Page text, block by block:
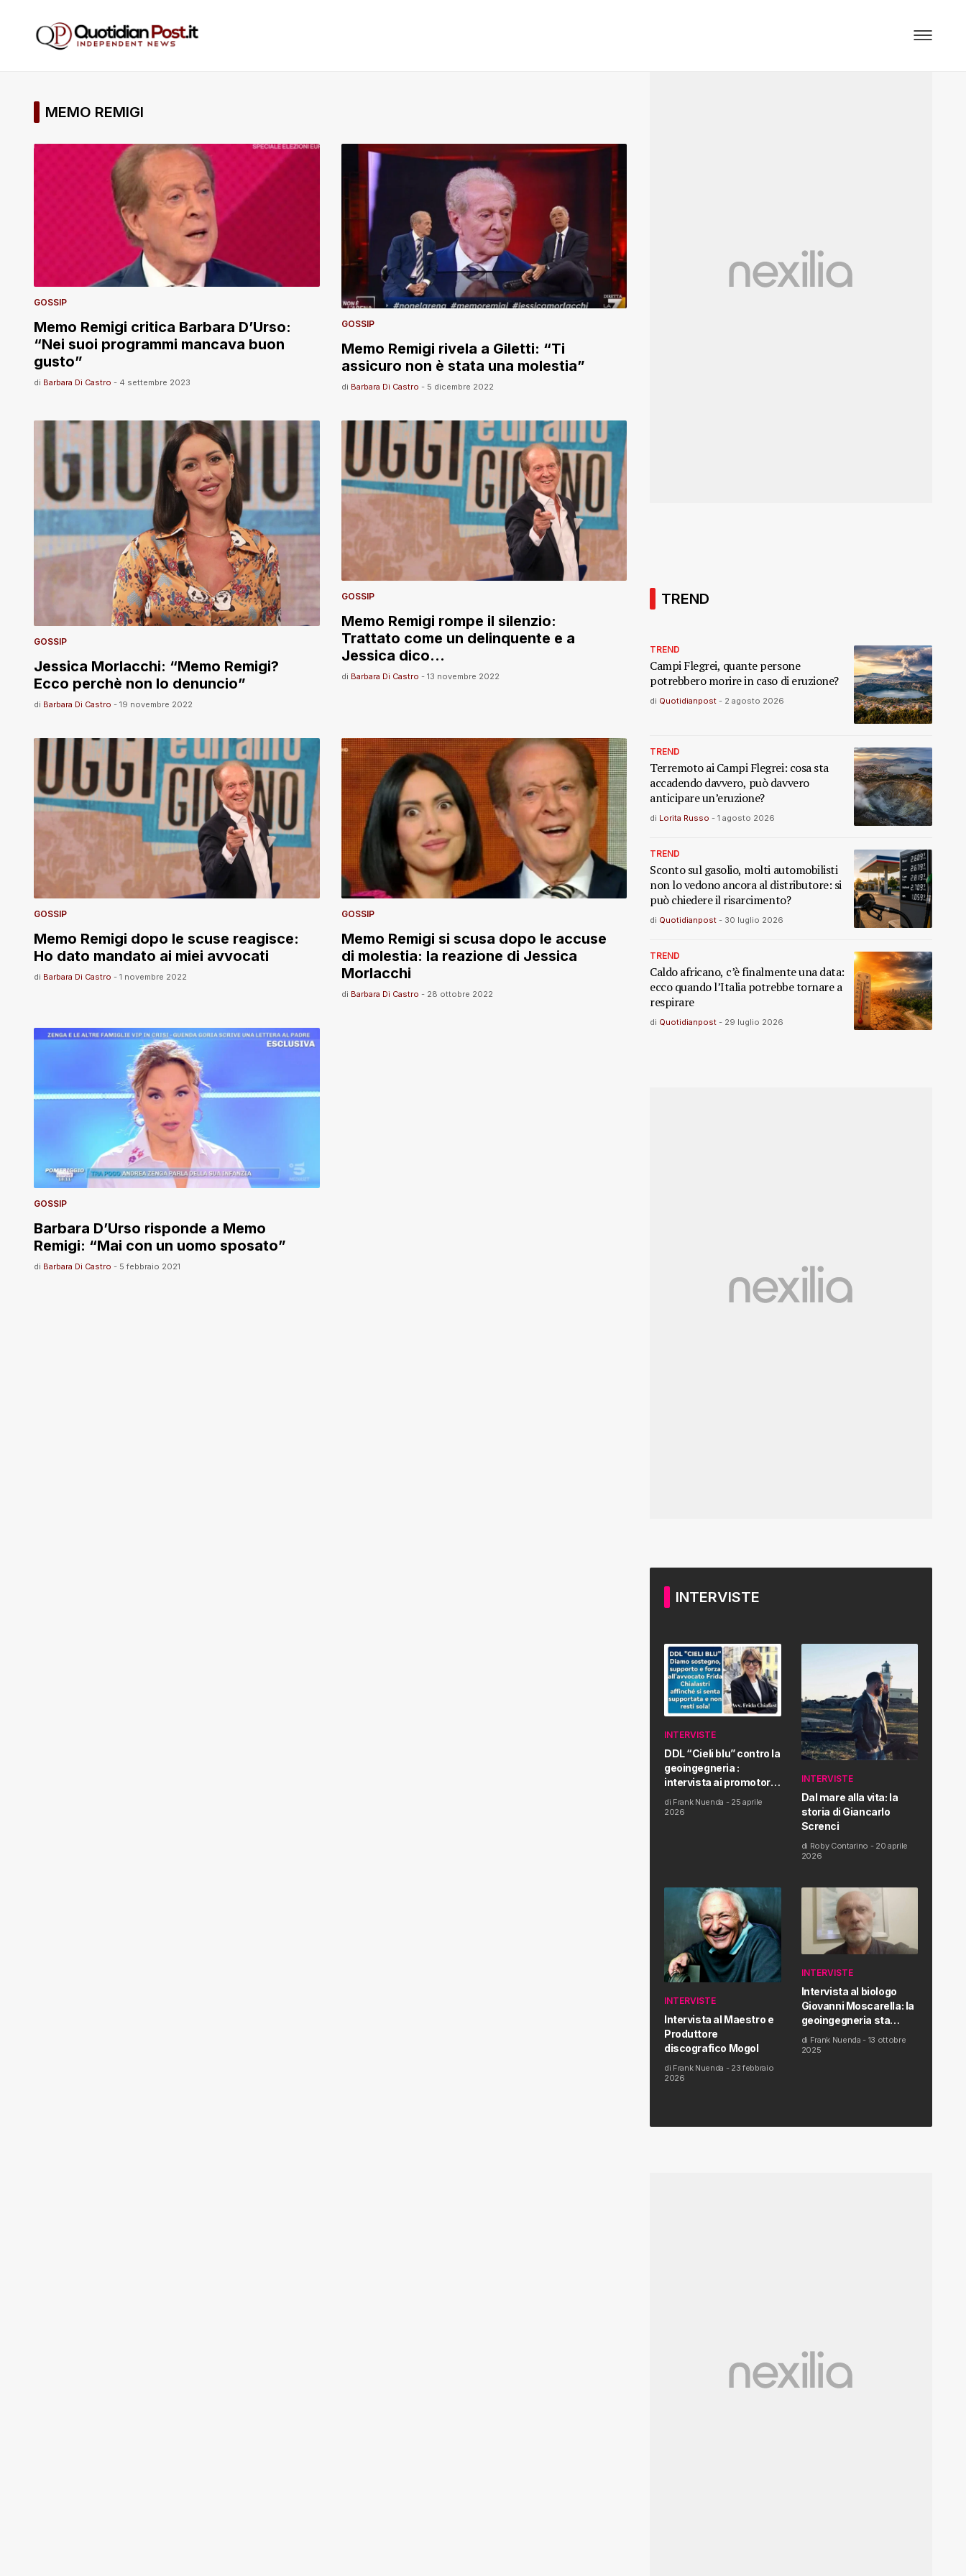
MEMO REMIGI
GOSSIP
Memo Remigi critica Barbara D’Urso:
“Nei suoi programmi mancava buon
gusto”
di Barbara Di Castro - 4 settembre 2023
GOSSIP
Memo Remigi rivela a Giletti: “Ti
assicuro non è stata una molestia”
di Barbara Di Castro - 5 dicembre 2022
GOSSIP
Jessica Morlacchi: “Memo Remigi?
Ecco perchè non lo denuncio”
di Barbara Di Castro - 19 novembre 2022
GOSSIP
Memo Remigi rompe il silenzio:
Trattato come un delinquente e a
Jessica dico…
di Barbara Di Castro - 13 novembre 2022
GOSSIP
Memo Remigi dopo le scuse reagisce:
Ho dato mandato ai miei avvocati
di Barbara Di Castro - 1 novembre 2022
GOSSIP
Memo Remigi si scusa dopo le accuse
di molestia: la reazione di Jessica
Morlacchi
di Barbara Di Castro - 28 ottobre 2022
GOSSIP
Barbara D’Urso risponde a Memo
Remigi: “Mai con un uomo sposato”
di Barbara Di Castro - 5 febbraio 2021
TREND
TREND
Campi Flegrei, quante persone
potrebbero morire in caso di eruzione?
di Quotidianpost - 2 agosto 2026
TREND
Terremoto ai Campi Flegrei: cosa sta
accadendo davvero, può davvero
anticipare un’eruzione?
di Lorita Russo - 1 agosto 2026
TREND
Sconto sul gasolio, molti automobilisti
non lo vedono ancora al distributore: si
può chiedere il risarcimento?
di Quotidianpost - 30 luglio 2026
TREND
Caldo africano, c’è finalmente una data:
ecco quando l’Italia potrebbe tornare a
respirare
di Quotidianpost - 29 luglio 2026
INTERVISTE
INTERVISTE
DDL “Cieli blu” contro la
geoingegneria :
intervista ai promotori
della tematica e della
Proposta di Legge
di Frank Nuenda - 25 aprile
2026
INTERVISTE
Dal mare alla vita: la
storia di Giancarlo
Screnci
di Roby Contarino - 20 aprile
2026
INTERVISTE
Intervista al Maestro e
Produttore
discografico Mogol
di Frank Nuenda - 23 febbraio
2026
INTERVISTE
Intervista al biologo
Giovanni Moscarella: la
geoingegneria sta
modificando il clima e la
salute dell’uomo
di Frank Nuenda - 13 ottobre
2025